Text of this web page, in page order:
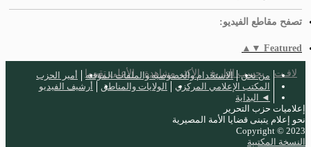
تصفح مقاطع الفيديو:
Featured
▼
▲
لافـت بحسب التاريخ الأكثر مشاهدة الأعلى تقييما من نحن الاستخدام والخصوصيه والملفات المؤقته
أمير الحزب
المكتب الإعلامي المركزي
الولايات والمناطق
أرشيف الفيديو
◄ البداية
إعلاميات حزب التحرير
نحو إعلام يتبنى قضايا الأمة المصيرية
Copyright © 2023
النسخة المكتبية